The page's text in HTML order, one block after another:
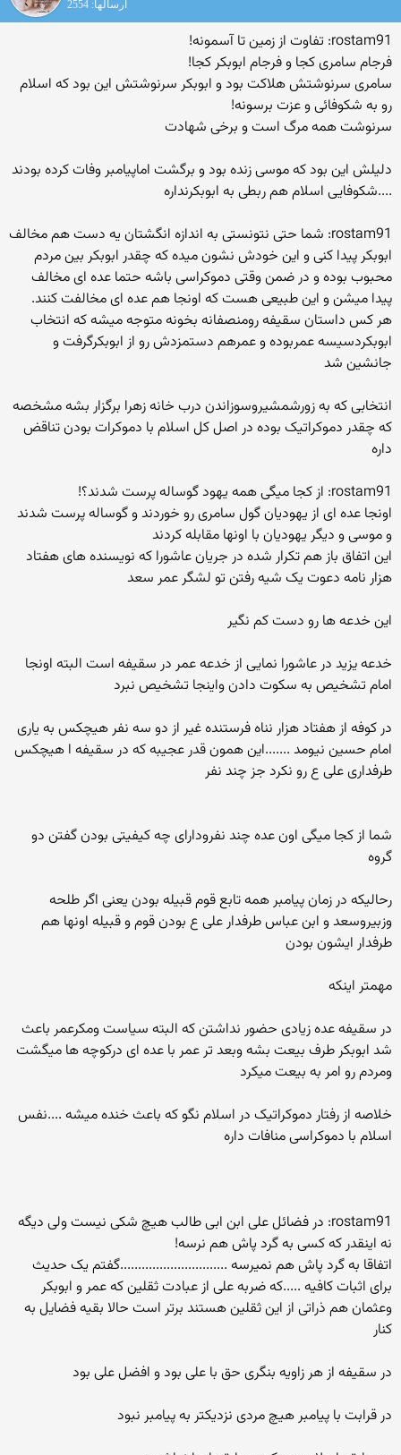
ارسالها: 2554
rostam91: تفاوت از زمین تا آسمونه!
فرجام سامری کجا و فرجام ابوبکر کجا!
سامری سرنوشتش هلاکت بود و ابوبکر سرنوشتش این بود که اسلام
رو به شکوفائی و عزت برسونه!
سرنوشت همه مرگ است و برخی شهادت
دلیلش این بود که موسی زنده بود و برگشت اماپیامبر وفات کرده بودند
....شکوفایی اسلام هم ربطی به ابوبکرنداره
rostam91: شما حتی نتونستی به اندازه انگشتان یه دست هم مخالف
ابوبکر پیدا کنی و این خودش نشون میده که چقدر ابوبکر بین مردم
محبوب بوده و در ضمن وقتی دموکراسی باشه حتما عده ای مخالف
پیدا میشن و این طبیعی هست که اونجا هم عده ای مخالفت کنند.
هر کس داستان سقیفه رومنصفانه بخونه متوجه میشه که انتخاب
ابوبکردسیسه عمربوده و عمرهم دستمزدش رو از ابوبکرگرفت و
جانشین شد
انتخابی که به زورشمشیروسوزاندن درب خانه زهرا برگزار بشه مشخصه
که چقدر دموکراتیک بوده در اصل کل اسلام با دموکرات بودن تناقض
داره
rostam91: از کجا میگی همه یهود گوساله پرست شدند؟!
اونجا عده ای از یهودیان گول سامری رو خوردند و گوساله پرست شدند
و موسی و دیگر یهودیان با اونها مقابله کردند
این اتفاق باز هم تکرار شده در جریان عاشورا که نویسنده های هفتاد
هزار نامه دعوت یک شیه رفتن تو لشگر عمر سعد
این خدعه ها رو دست کم نگیر
خدعه یزید در عاشورا نمایی از خدعه عمر در سقیفه است البته اونجا
امام تشخیص به سکوت دادن واینجا تشخیص نبرد
در کوفه از هفتاد هزار نناه فرستنده غیر از دو سه نفر هیچکس به یاری
امام حسین نیومد .......این همون قدر عجیبه که در سقیفه ا هیچکس
طرفداری علی ع رو نکرد جز چند نفر
شما از کجا میگی اون عده چند نفرودارای چه کیفیتی بودن گفتن دو
گروه
رحالیکه در زمان پیامبر همه تابع قوم قبیله بودن یعنی اگر طلحه
وزبیروسعد و ابن عباس طرفدار علی ع بودن قوم و قبیله اونها هم
طرفدار ایشون بودن
مهمتر اینکه
در سقیفه عده زیادی حضور نداشتن که البته سیاست ومکرعمر باعث
شد ابوبکر طرف بیعت بشه وبعد تر عمر با عده ای درکوچه ها میگشت
ومردم رو امر به بیعت میکرد
خلاصه از رفتار دموکراتیک در اسلام نگو که باعث خنده میشه ....نفس
اسلام با دموکراسی منافات داره
rostam91: در فضائل علی ابن ابی طالب هیچ شکی نیست ولی دیگه
نه اینقدر که کسی به گرد پاش هم نرسه!
اتفاقا به گرد پاش هم نمیرسه ..............................گفتم یک حدیث
برای اثبات کافیه .....که ضربه علی از عبادت ثقلین که عمر و ابوبکر
وعثمان هم ذراتی از این ثقلین هستند برتر است حالا بقیه فضایل به
کنار
در سقیفه از هر زاویه بنگری حق با علی بود و افضل علی بود
در قرابت با پیامبر هیچ مردی نزدیکتر به پیامبر نبود